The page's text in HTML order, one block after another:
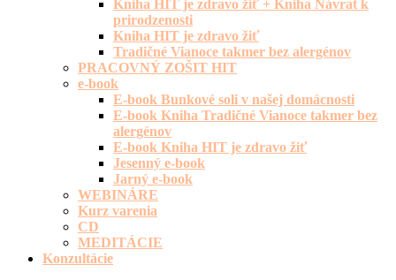
Kniha HIT je zdravo žiť + Kniha Návrat k
prirodzenosti
Kniha HIT je zdravo žiť
Tradičné Vianoce takmer bez alergénov
PRACOVNÝ ZOŠIT HIT
e-book
E-book Bunkové soli v našej domácnosti
E-book Kniha Tradičné Vianoce takmer bez
alergénov
E-book Kniha HIT je zdravo žiť
Jesenný e-book
Jarný e-book
WEBINÁRE
Kurz varenia
CD
MEDITÁCIE
Konzultácie